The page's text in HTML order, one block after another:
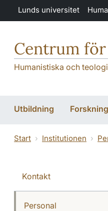
Hoppa till huvudinnehåll
Lunds universitet
Centrum
Humanistiska och
Utbildning Forskning
Start Institutionen
Kontakt
Personal